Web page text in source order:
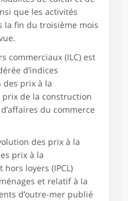
que les activités
la fin du troisième mois
commerciaux (ILC) est
d’indices
des prix à la
de la construction
du commerce
des prix à la
prix à la
loyers (IPCL)
et relatif à la
d’outre-mer publié